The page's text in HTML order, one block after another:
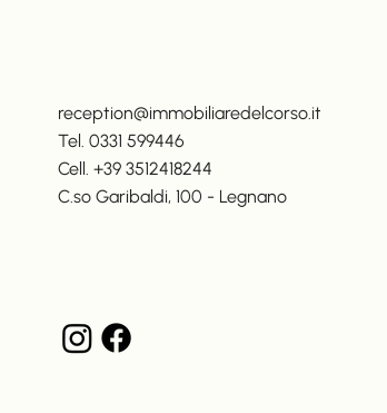
reception@immobiliaredelcorso.it
Tel. 0331 599446
Cell. +39 3512418244
C.so Garibaldi, 100 - Legnano